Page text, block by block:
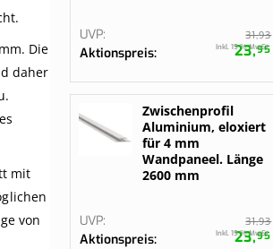
Die
daher
mit
von
UVP 31,93
Aktionspreis 23,95
Inkl. 19 % MwSt.
Zwischenprofil
Aluminium, eloxiert
für 4 mm
Wandpaneel. Länge
2600 mm
UVP 31,93
Aktionspreis 23,95
Inkl. 19 % MwSt.